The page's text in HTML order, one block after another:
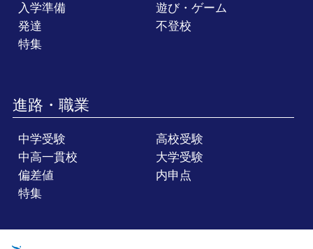
入学準備
遊び・ゲーム
発達
不登校
特集
進路・職業
中学受験
高校受験
中高一貫校
大学受験
偏差値
内申点
特集